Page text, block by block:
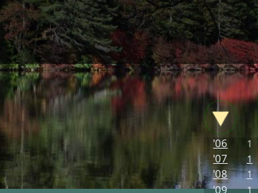
'06 1
'07 1
'08 1
'09 1